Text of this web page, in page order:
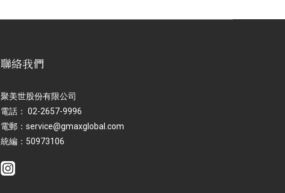
聯絡我們
聚美世股份有限公司
電話： 02-2657-9996
電郵：service@gmaxglobal.com
統編：50973106